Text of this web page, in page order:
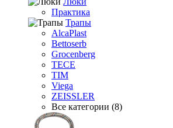
Практика
Трапы
AlcaPlast
Bettoserb
Grocenberg
TECE
TIM
Viega
ZEISSLER
Все категории (8)